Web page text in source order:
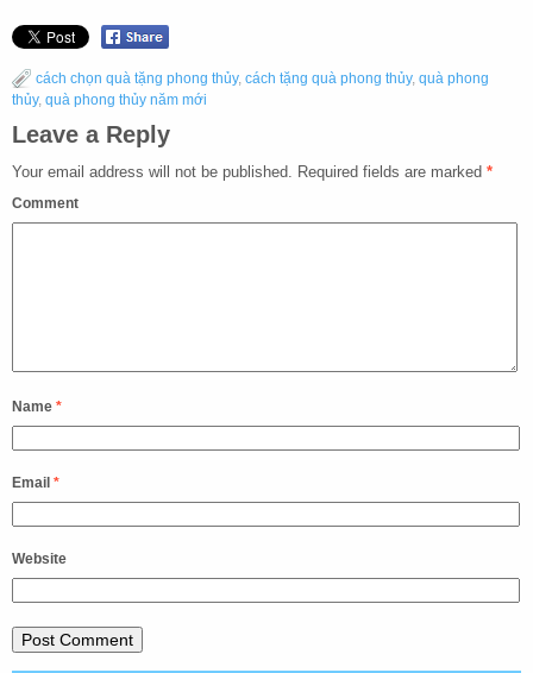
cách chọn quà tặng phong thủy, cách tặng quà phong thủy, quà phong
thủy, quà phong thủy năm mới
Leave a Reply
Your email address will not be published. Required fields are marked *
Comment
Name *
Email *
Website